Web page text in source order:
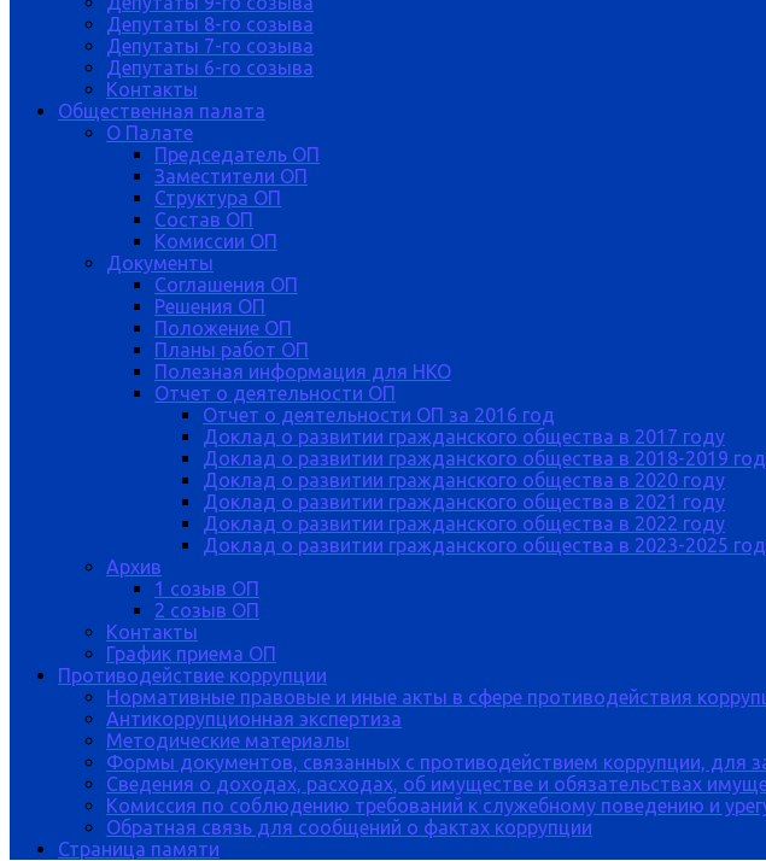
Депутаты 8-го созыва
Депутаты 7-го созыва
Депутаты 6-го созыва
Контакты
Общественная палата
О Палате
Председатель ОП
Заместители ОП
Структура ОП
Состав ОП
Комиссии ОП
Документы
Соглашения ОП
Решения ОП
Положение ОП
Планы работ ОП
Полезная информация для НКО
Отчет о деятельности ОП
Отчет о деятельности ОП за 2016 год
Доклад о развитии гражданского общества в 2017 году
Доклад о развитии гражданского общества в 2018-2019
Доклад о развитии гражданского общества в 2020 году
Доклад о развитии гражданского общества в 2021 году
Доклад о развитии гражданского общества в 2022 году
Доклад о развитии гражданского общества в 2023-2025
Архив
1 созыв ОП
2 созыв ОП
Контакты
График приема ОП
Противодействие коррупции
Нормативные правовые и иные акты в сфере противодействия
Антикоррупционная экспертиза
Методические материалы
Формы документов, связанных с противодействием коррупции, для
Сведения о доходах, расходах, об имуществе и обязательствах
Комиссия по соблюдению требований к служебному поведению и
Обратная связь для сообщений о фактах коррупции
Страница памяти